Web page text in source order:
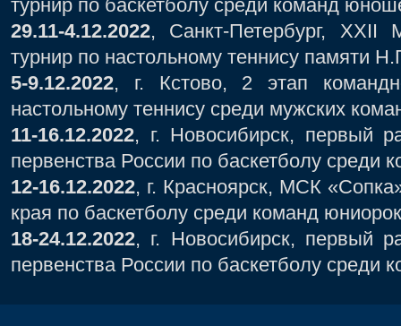
турнир по баскетболу среди команд
29.11-4.12.2022, Санкт-Петербург, ХXII
турнир по настольному теннису памяти
5-9.12.2022, г. Кстово, 2 этап
настольному теннису среди мужских
11-16.12.2022, г. Новосибирск, первый
первенства России по баскетболу среди
12-16.12.2022, г. Красноярск, МСК
края по баскетболу среди команд
18-24.12.2022, г. Новосибирск, первый
первенства России по баскетболу среди